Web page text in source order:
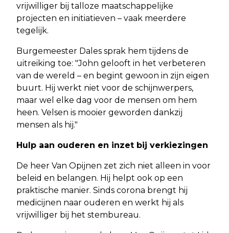
vrijwilliger bij talloze maatschappelijke
projecten en initiatieven – vaak meerdere
tegelijk.
Burgemeester Dales sprak hem tijdens de
uitreiking toe: "John gelooft in het verbeteren
van de wereld – en begint gewoon in zijn eigen
buurt. Hij werkt niet voor de schijnwerpers,
maar wel elke dag voor de mensen om hem
heen. Velsen is mooier geworden dankzij
mensen als hij."
Hulp aan ouderen en inzet bij verkiezingen
De heer Van Opijnen zet zich niet alleen in voor
beleid en belangen. Hij helpt ook op een
praktische manier. Sinds corona brengt hij
medicijnen naar ouderen en werkt hij als
vrijwilliger bij het stembureau.